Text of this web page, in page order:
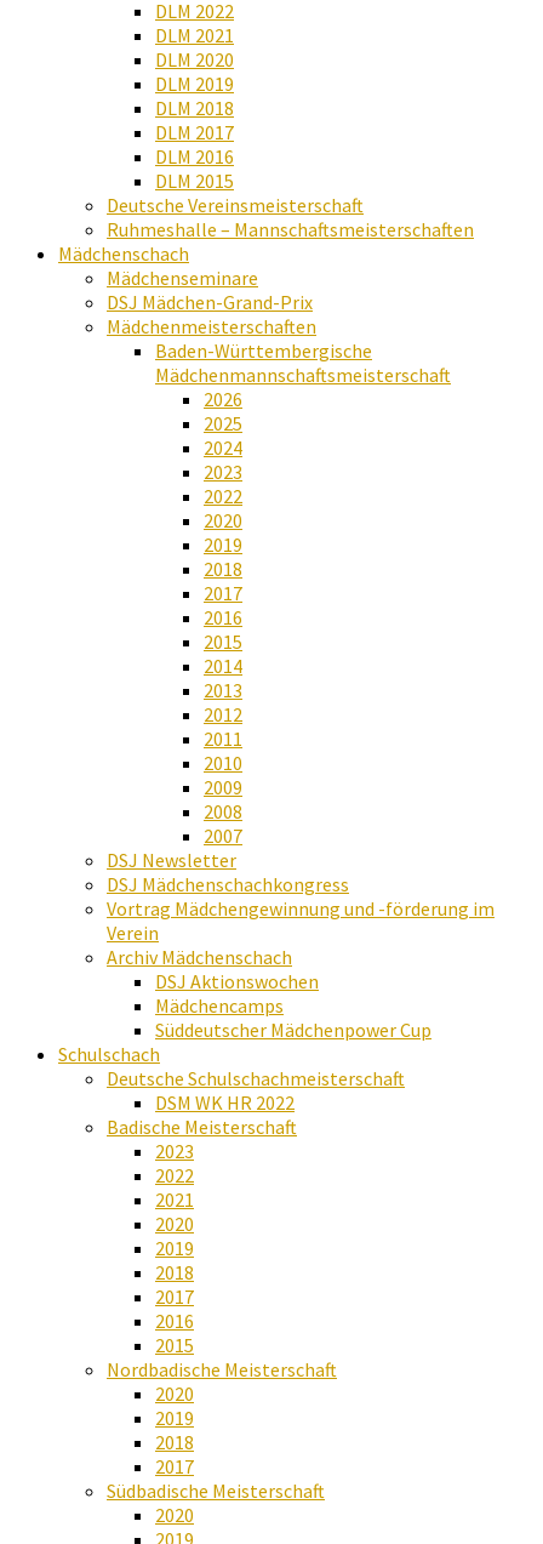
DLM 2022
DLM 2021
DLM 2020
DLM 2019
DLM 2018
DLM 2017
DLM 2016
DLM 2015
Deutsche Vereinsmeisterschaft
Ruhmeshalle – Mannschaftsmeisterschaften
Mädchenschach
Mädchenseminare
DSJ Mädchen-Grand-Prix
Mädchenmeisterschaften
Baden-Württembergische
Mädchenmannschaftsmeisterschaft
2026
2025
2024
2023
2022
2020
2019
2018
2017
2016
2015
2014
2013
2012
2011
2010
2009
2008
2007
DSJ Newsletter
DSJ Mädchenschachkongress
Vortrag Mädchengewinnung und -förderung im
Verein
Archiv Mädchenschach
DSJ Aktionswochen
Mädchencamps
Süddeutscher Mädchenpower Cup
Schulschach
Deutsche Schulschachmeisterschaft
DSM WK HR 2022
Badische Meisterschaft
2023
2022
2021
2020
2019
2018
2017
2016
2015
Nordbadische Meisterschaft
2020
2019
2018
2017
Südbadische Meisterschaft
2020
2019